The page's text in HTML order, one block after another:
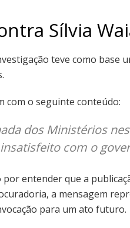
Sílvia
teve como base
com o seguinte conteúdo:
dos Ministérios
com o
por entender que a
a mensagem
para um ato futuro.